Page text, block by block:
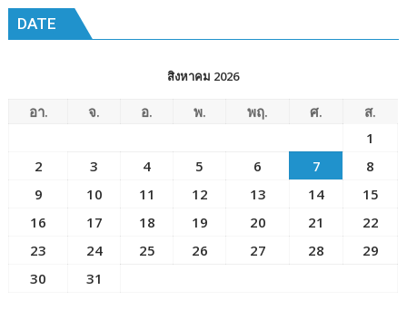
DATE
สิงหาคม 2026
อา. จ. อ. พ. พฤ. ศ.
ส.
1
2
3 4 5 6 7
8
9
10 11 12 13 14
15
16
17 18 19 20 21
22
23
24 25 26 27 28
29
30
31